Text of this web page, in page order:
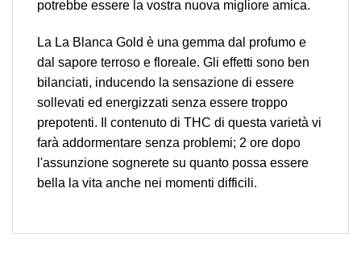
potrebbe essere la vostra nuova migliore amica.
La La Blanca Gold è una gemma dal profumo e
dal sapore terroso e floreale. Gli effetti sono ben
bilanciati, inducendo la sensazione di essere
sollevati ed energizzati senza essere troppo
prepotenti. Il contenuto di THC di questa varietà vi
farà addormentare senza problemi; 2 ore dopo
l'assunzione sognerete su quanto possa essere
bella la vita anche nei momenti difficili.